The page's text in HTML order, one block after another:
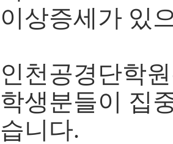
이상증세가 있
인천공경단학
학생분들이 집
습니다.